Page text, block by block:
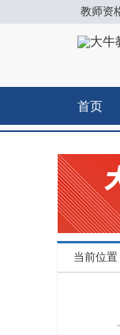
教师资
首页
当前位置